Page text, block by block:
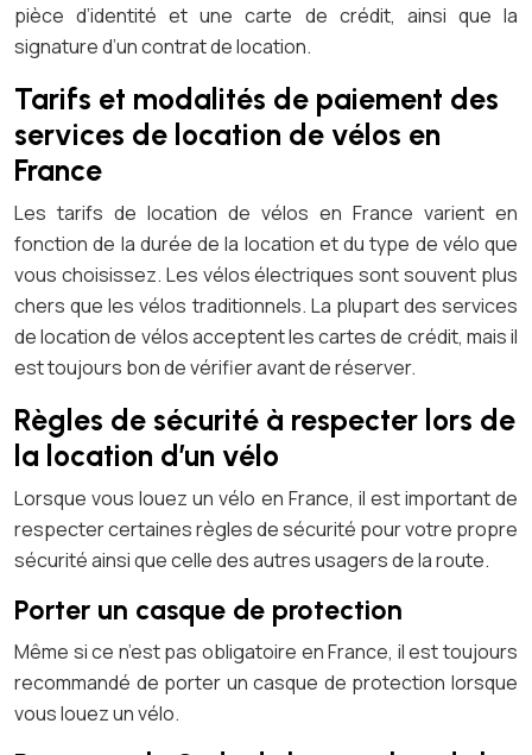
pièce d’identité et une carte de crédit, ainsi que la
signature d’un contrat de location.
Tarifs et modalités de paiement des
services de location de vélos en
France
Les tarifs de location de vélos en France varient en
fonction de la durée de la location et du type de vélo que
vous choisissez. Les vélos électriques sont souvent plus
chers que les vélos traditionnels. La plupart des services
de location de vélos acceptent les cartes de crédit, mais il
est toujours bon de vérifier avant de réserver.
Règles de sécurité à respecter lors de
la location d’un vélo
Lorsque vous louez un vélo en France, il est important de
respecter certaines règles de sécurité pour votre propre
sécurité ainsi que celle des autres usagers de la route.
Porter un casque de protection
Même si ce n’est pas obligatoire en France, il est toujours
recommandé de porter un casque de protection lorsque
vous louez un vélo.